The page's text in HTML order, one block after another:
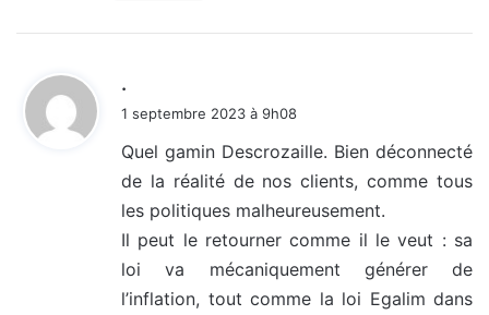
.
:
1 septembre 2023 à 9h08
Quel gamin Descrozaille. Bien déconnecté
de la réalité de nos clients, comme tous
les politiques malheureusement.
Il peut le retourner comme il le veut : sa
loi va mécaniquement générer de
l’inflation, tout comme la loi Egalim dans